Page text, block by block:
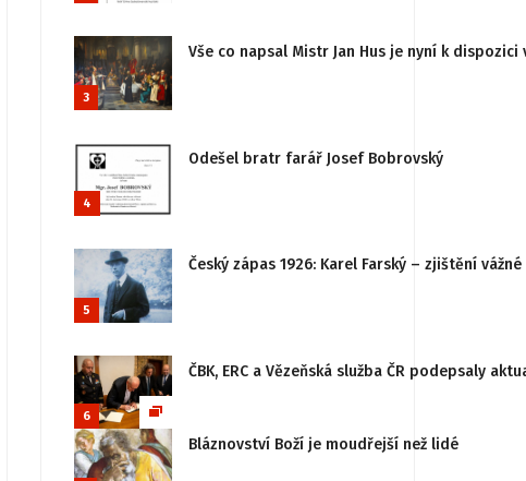
3
Vše co napsal Mistr Jan Hus je nyní k
4
Odešel bratr farář Josef Bobrovský
5
Český zápas 1926: Karel Farský – zjištění
6
ČBK, ERC a Vězeňská služba ČR podepsaly
Bláznovství Boží je moudřejší než lidé